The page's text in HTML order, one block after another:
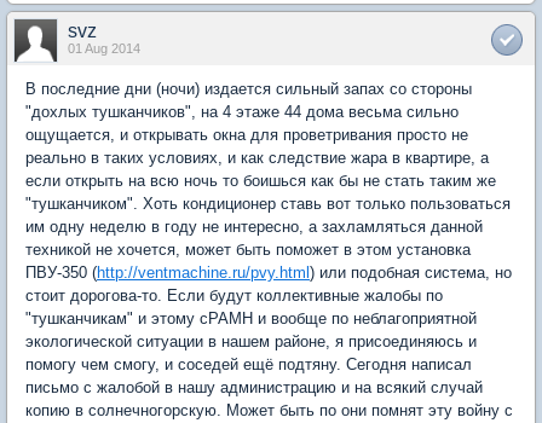
svz
01 Aug 2014
В последние дни (ночи) издается сильный запах со стороны
"дохлых тушканчиков", на 4 этаже 44 дома весьма сильно
ощущается, и открывать окна для проветривания просто не
реально в таких условиях, и как следствие жара в квартире, а
если открыть на всю ночь то боишься как бы не стать таким же
"тушканчиком". Хоть кондиционер ставь вот только пользоваться
им одну неделю в году не интересно, а захламляться данной
техникой не хочется, может быть поможет в этом установка
ПВУ-350 (http://ventmachine.ru/pvy.html ) или подобная система, но
стоит дорогова-то. Если будут коллективные жалобы по
"тушканчикам" и этому сРАМН и вообще по неблагоприятной
экологической ситуации в нашем районе, я присоединяюсь и
помогу чем смогу, и соседей ещё подтяну. Сегодня написал
письмо с жалобой в нашу администрацию и на всякий случай
копию в солнечногорскую. Может быть по они помнят эту войну с